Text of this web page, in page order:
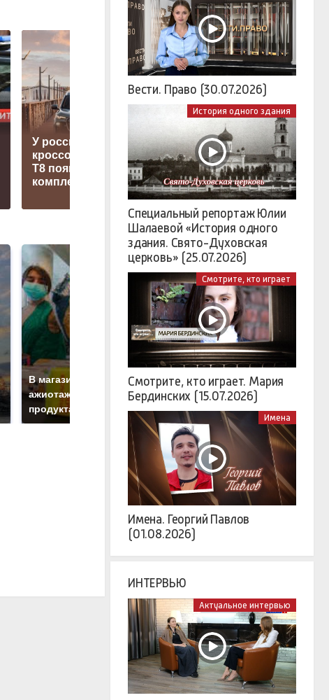
У российского
кроссовера Tenet
T8 появилась новая
комплектация
В Тюмени и
Тюменском округе
ввели режим ЧС
В магазинах России
ажиотаж из-за этого
продукта: что купить?
СМИ: В Химках на
полицейскую
машину напали и
Вести. Право (30.07.2026)
История одного здания
Специальный репортаж Юлии
Шалаевой «История одного
здания. Свято-Духовская
церковь» (25.07.2026)
Смотрите, кто играет
Смотрите, кто играет. Мария
Бердинских (15.07.2026)
Имена
Имена. Георгий Павлов
(01.08.2026)
ИНТЕРВЬЮ
Актуальное интервью